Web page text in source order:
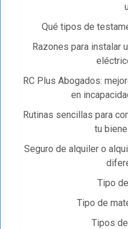
Qué tipos de
Razones para instalar
RC Plus Abogados:
en
Rutinas sencillas para
tu
Seguro de alquiler o
Tipo
Tipo de
Tipos